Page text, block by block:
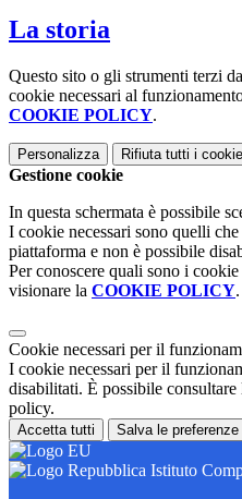
La storia
Questo sito o gli strumenti terzi
cookie necessari al
COOKIE POLICY.
Personalizza Rifiuta tutti i
Gestione cookie
In questa schermata è possibile
I cookie necessari sono quelli
piattaforma e non è possibile
Per conoscere quali sono i
visionare la COOKIE POLICY.
Cookie necessari per il
I cookie necessari per il
disabilitati. È possibile
policy.
Accetta tutti Salva le preferenze
Istituto